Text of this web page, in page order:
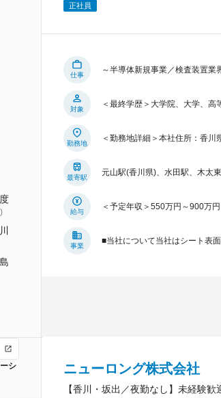
)
シ
正社員
仕事
～半導体新規事業／検査装置
対象
＜最終学歴＞大学院、大学、高
勤務地
＜勤務地詳細＞本社住所：香川
最寄駅
元山駅(香川県)、水田駅、木太
給与
＜予定年収＞550万円～900万
事業
■当社について当社はシート表
ニューロング株式会社
【香川・坂出／夜勤なし】未経験